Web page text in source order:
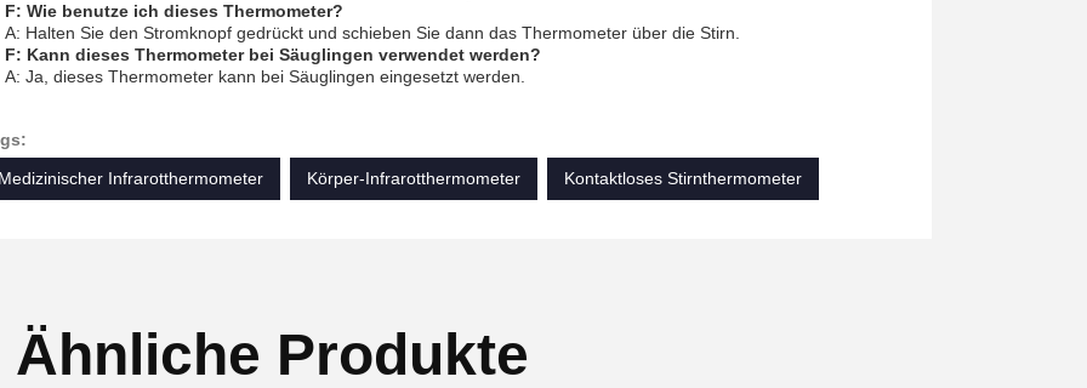
F: Wie benutze ich dieses Thermometer?
A: Halten Sie den Stromknopf gedrückt und schieben Sie dann das Thermometer über die Stirn.
F: Kann dieses Thermometer bei Säuglingen verwendet werden?
A: Ja, dieses Thermometer kann bei Säuglingen eingesetzt werden.
Infrarotthermometer
Körper-Infrarotthermometer Kontaktloses Stirnthermometer
Ähnliche Produkte